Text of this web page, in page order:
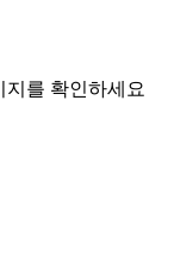
지를 확인하세요